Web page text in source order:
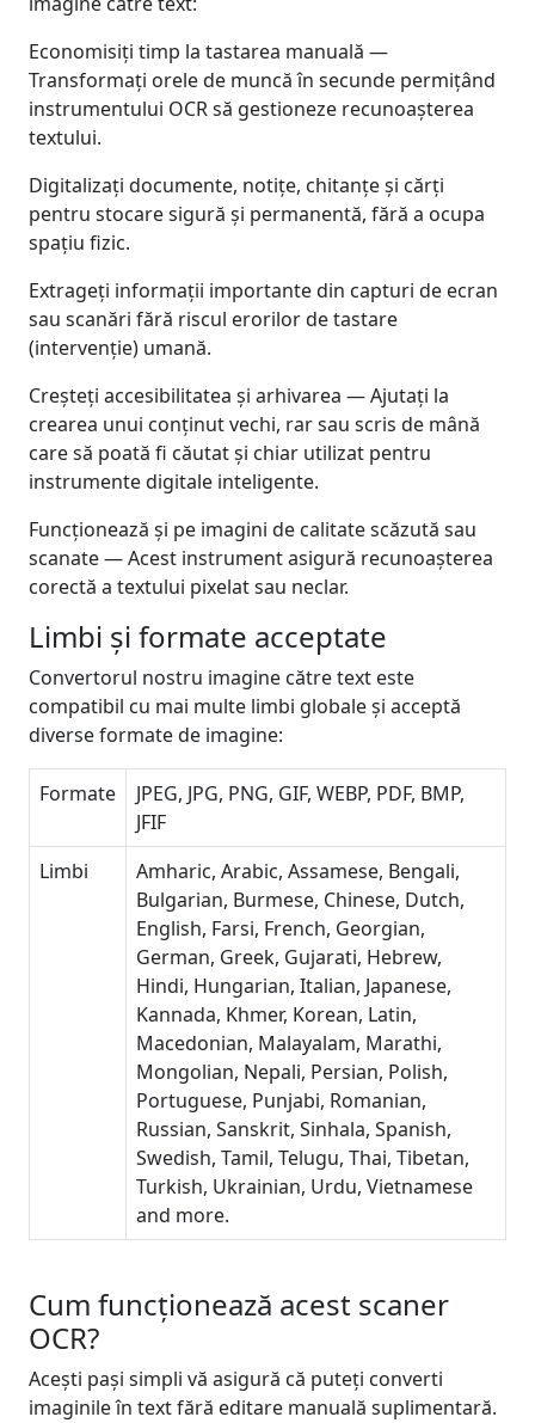
Economisiți timp la tastarea manuală —
Transformați orele de muncă în secunde permițând
instrumentului OCR să gestioneze recunoașterea
textului.
Digitalizați documente, notițe, chitanțe și cărți
pentru stocare sigură și permanentă, fără a ocupa
spațiu fizic.
Extrageți informații importante din capturi de ecran
sau scanări fără riscul erorilor de tastare
(intervenție) umană.
Creșteți accesibilitatea și arhivarea — Ajutați la
crearea unui conținut vechi, rar sau scris de mână
care să poată fi căutat și chiar utilizat pentru
instrumente digitale inteligente.
Funcționează și pe imagini de calitate scăzută sau
scanate — Acest instrument asigură recunoașterea
corectă a textului pixelat sau neclar.
Limbi și formate acceptate
Convertorul nostru imagine către text este
compatibil cu mai multe limbi globale și acceptă
diverse formate de imagine:
Formate
JPEG, JPG, PNG, GIF, WEBP, PDF, BMP,
JFIF
Limbi
Amharic, Arabic, Assamese, Bengali,
Bulgarian, Burmese, Chinese, Dutch,
English, Farsi, French, Georgian,
German, Greek, Gujarati, Hebrew,
Hindi, Hungarian, Italian, Japanese,
Kannada, Khmer, Korean, Latin,
Macedonian, Malayalam, Marathi,
Mongolian, Nepali, Persian, Polish,
Portuguese, Punjabi, Romanian,
Russian, Sanskrit, Sinhala, Spanish,
Swedish, Tamil, Telugu, Thai, Tibetan,
Turkish, Ukrainian, Urdu, Vietnamese
and more.
Cum funcționează acest scaner
OCR?
Acești pași simpli vă asigură că puteți converti
imaginile în text fără editare manuală suplimentară.